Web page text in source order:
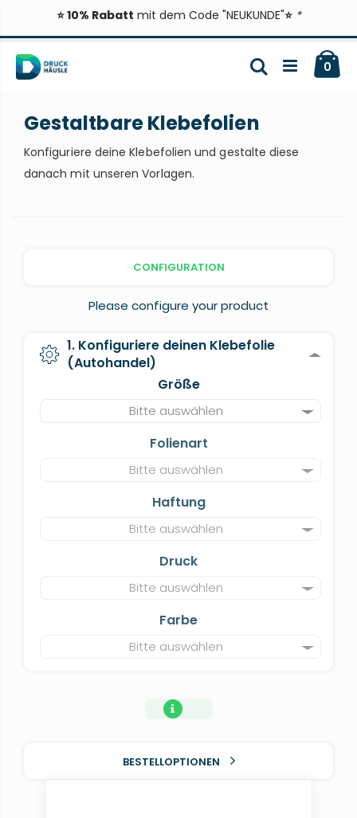
⭐ 10% Rabatt mit dem Code "NEUKUNDE"⭐ *
Inhalt
springen
0
Suche
Gestaltbare Klebefolien
Konfiguriere deine Klebefolien und gestalte diese
danach mit unseren Vorlagen.
CONFIGURATION
Please configure your product
1. Konfiguriere deinen Klebefolie
(Autohandel)
Größe
Bitte auswählen
Folienart
Bitte auswählen
Haftung
Bitte auswählen
Druck
Bitte auswählen
Farbe
Bitte auswählen
BESTELLOPTIONEN